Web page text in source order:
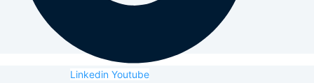
Linkedin Youtube